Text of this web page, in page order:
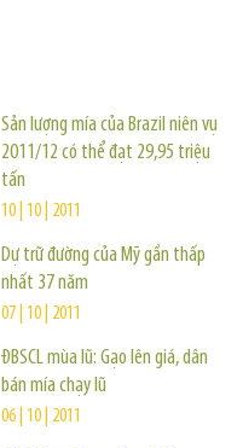
Sản lượng mía của Brazil niên vụ
2011/12 có thể đạt 29,95 triệu
tấn
10 | 10 | 2011
Dự trữ đường của Mỹ gần thấp
nhất 37 năm
07 | 10 | 2011
ĐBSCL mùa lũ: Gạo lên giá, dân
bán mía chạy lũ
06 | 10 | 2011